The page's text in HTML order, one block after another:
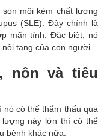
môi kém chất lượng
(SLE). Đây chính là
mãn tính. Đặc biệt, nó
tạng của con người.
nôn và tiêu
có thể thẩm thấu qua
này lớn thì có thể
bệnh khác nữa.